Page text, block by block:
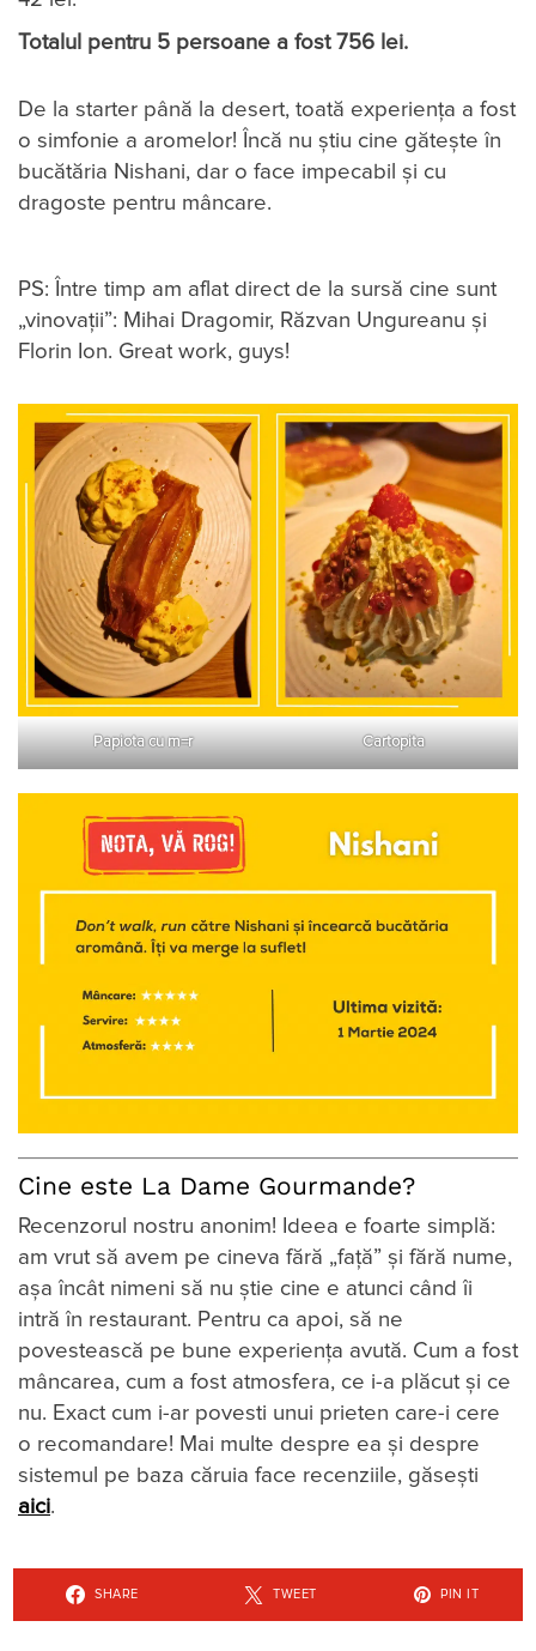
Totalul pentru 5 persoane a fost 756 lei.
De la starter până la desert, toată experiența a fost
o simfonie a aromelor! Încă nu știu cine gătește în
bucătăria Nishani, dar o face impecabil și cu
dragoste pentru mâncare.
PS: Între timp am aflat direct de la sursă cine sunt
„vinovații”: Mihai Dragomir, Răzvan Ungureanu și
Florin Ion. Great work, guys!
Papiota cu m=r Cartopita
Cine este La Dame Gourmande?
Recenzorul nostru anonim! Ideea e foarte simplă:
am vrut să avem pe cineva fără „față” și fără nume,
așa încât nimeni să nu știe cine e atunci când îi
intră în restaurant. Pentru ca apoi, să ne
povestească pe bune experiența avută. Cum a fost
mâncarea, cum a fost atmosfera, ce i-a plăcut și ce
nu. Exact cum i-ar povesti unui prieten care-i cere
o recomandare! Mai multe despre ea și despre
sistemul pe baza căruia face recenziile, găsești
aici.
SHARE TWEET PIN IT